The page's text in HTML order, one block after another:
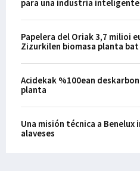
para una industria inteligente
Papelera del Oriak 3,7 milioi
Zizurkilen biomasa planta
Acidekak %100ean
planta
Una misión técnica a
alaveses